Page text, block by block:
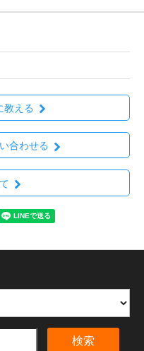
教える
合わせる
検索